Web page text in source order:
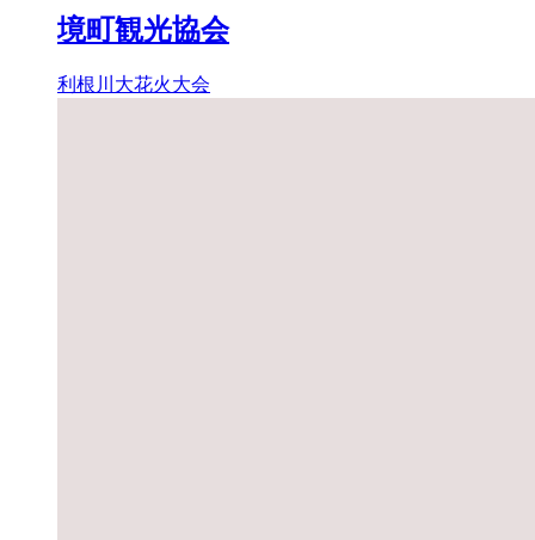
境町観光協会
利根川大花火大会